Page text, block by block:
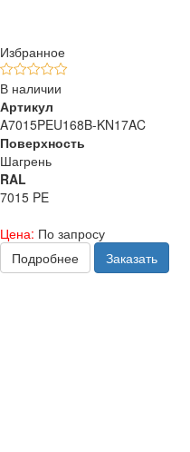
Избранное
В наличии
Артикул
A7015PEU168B-KN17AC
Поверхность
Шагрень
RAL
7015 PE
Цена: По запросу
Подробнее
Заказать